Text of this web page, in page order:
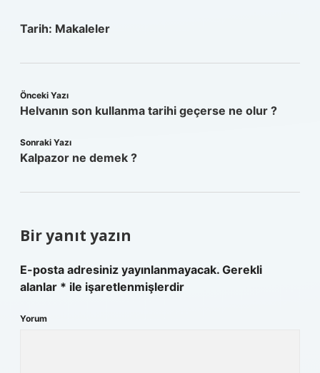
Tarih: Makaleler
Önceki Yazı
Helvanın son kullanma tarihi geçerse ne olur ?
Sonraki Yazı
Kalpazor ne demek ?
Bir yanıt yazın
E-posta adresiniz yayınlanmayacak. Gerekli
alanlar * ile işaretlenmişlerdir
Yorum